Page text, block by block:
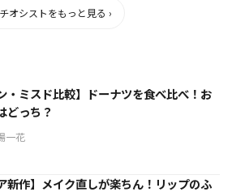
オシストをもっと見る ›
・ミスド比較】ドーナツを食べ比べ！お
どっち？
一花
新作】メイク直しが楽ちん！リップのふ